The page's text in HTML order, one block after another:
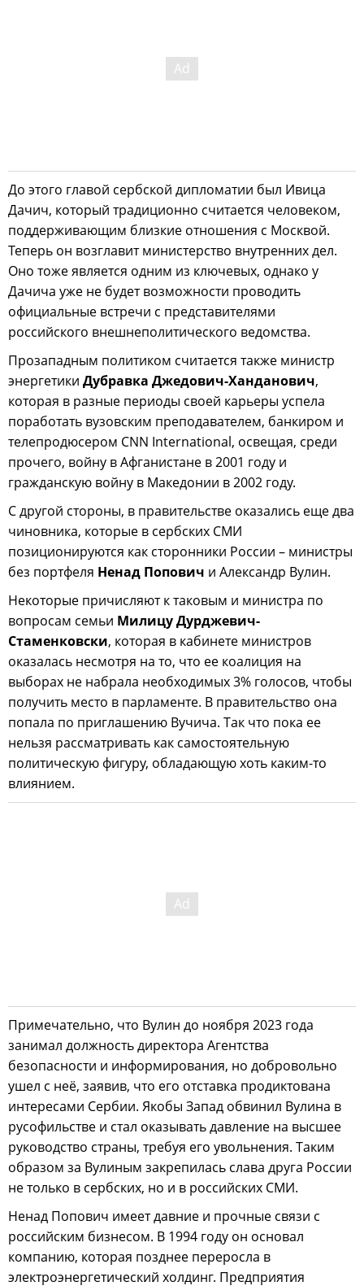
До этого главой сербской дипломатии был Ивица
Дачич, который традиционно считается человеком,
поддерживающим близкие отношения с Москвой.
Теперь он возглавит министерство внутренних дел.
Оно тоже является одним из ключевых, однако у
Дачича уже не будет возможности проводить
официальные встречи с представителями
российского внешнеполитического ведомства.
Прозападным политиком считается также министр
энергетики Дубравка Джедович-Ханданович,
которая в разные периоды своей карьеры успела
поработать вузовским преподавателем, банкиром и
телепродюсером CNN International, освещая, среди
прочего, войну в Афганистане в 2001 году и
гражданскую войну в Македонии в 2002 году.
С другой стороны, в правительстве оказались еще два
чиновника, которые в сербских СМИ
позиционируются как сторонники России – министры
без портфеля Ненад Попович и Александр Вулин.
Некоторые причисляют к таковым и министра по
вопросам семьи Милицу Дурджевич-
Стаменковски, которая в кабинете министров
оказалась несмотря на то, что ее коалиция на
выборах не набрала необходимых 3% голосов, чтобы
получить место в парламенте. В правительство она
попала по приглашению Вучича. Так что пока ее
нельзя рассматривать как самостоятельную
политическую фигуру, обладающую хоть каким-то
влиянием.
Примечательно, что Вулин до ноября 2023 года
занимал должность директора Агентства
безопасности и информирования, но добровольно
ушел с неё, заявив, что его отставка продиктована
интересами Сербии. Якобы Запад обвинил Вулина в
русофильстве и стал оказывать давление на высшее
руководство страны, требуя его увольнения. Таким
образом за Вулиным закрепилась слава друга России
не только в сербских, но и в российских СМИ.
Ненад Попович имеет давние и прочные связи с
российским бизнесом. В 1994 году он основал
компанию, которая позднее переросла в
электроэнергетический холдинг. Предприятия